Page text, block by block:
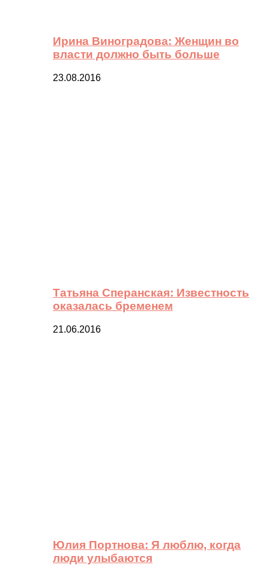
Ирина Виноградова: Женщин во
власти должно быть больше
23.08.2016
Татьяна Сперанская: Известность
оказалась бременем
21.06.2016
Юлия Портнова: Я люблю, когда
люди улыбаются